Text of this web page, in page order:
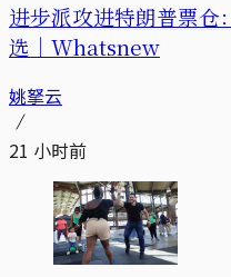
进步派攻进特朗普票仓
选｜Whatsnew
姚拏云
21 小时前